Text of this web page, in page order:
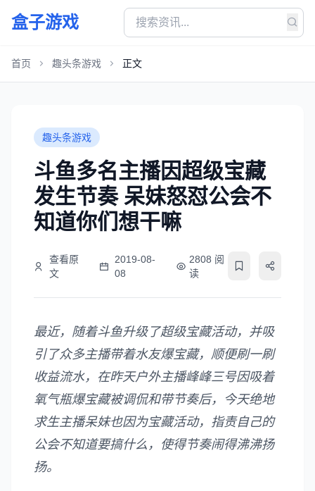
盒子游戏
首页 趣头条游戏 正文
趣头条游戏
斗鱼多名主播因超级宝藏
发生节奏 呆妹怒怼公会不
知道你们想干嘛
查看原
文
2019-08-
08
2808 阅
读
最近，随着斗鱼升级了超级宝藏活动，并吸
引了众多主播带着水友爆宝藏，顺便刷一刷
收益流水，在昨天户外主播峰峰三号因吸着
氧气瓶爆宝藏被调侃和带节奏后，今天绝地
求生主播呆妹也因为宝藏活动，指责自己的
公会不知道要搞什么，使得节奏闹得沸沸扬
扬。